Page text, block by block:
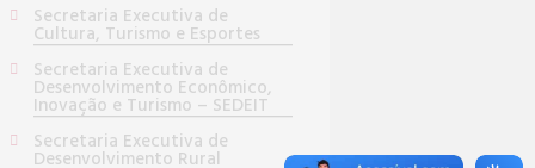
Secretaria Executiva de
Cultura, Turismo e Esportes
Secretaria Executiva de
Desenvolvimento Econômico,
Inovação e Turismo – SEDEIT
Secretaria Executiva de
Desenvolvimento Rural